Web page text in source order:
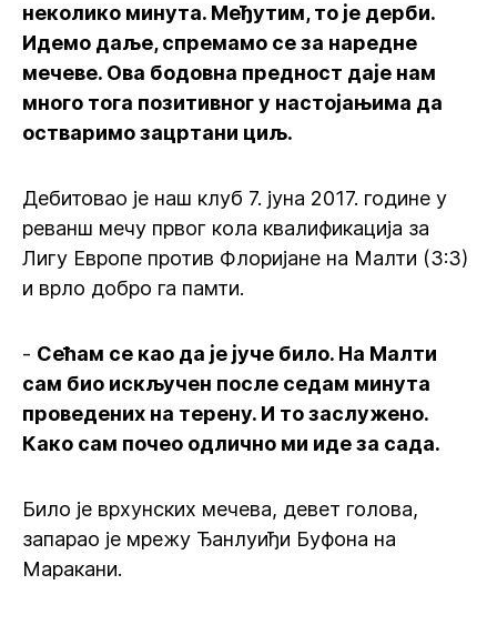
неколико минута. Међутим, то је дерби.
Идемо даље, спремамо се за наредне
мечеве. Ова бодовна предност даје нам
много тога позитивног у настојањима да
остваримо зацртани циљ.
Дебитовао је наш клуб 7. јуна 2017. године у
реванш мечу првог кола квалификација за
Лигу Европе против Флоријане на Малти (3:3)
и врло добро га памти.
- Сећам се као да је јуче било. На Малти
сам био искључен после седам минута
проведених на терену. И то заслужено.
Како сам почео одлично ми иде за сада.
Било је врхунских мечева, девет голова,
запарао је мрежу Ђанлуиђи Буфона на
Маракани.